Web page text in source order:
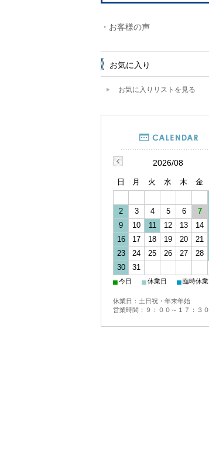
・お客様の声
お気に入り
お気に入りリストを見る
2026/08
日 月 火 水 木 金
2
3 4 5 6 7
9
10 11 12 13 14
16
17 18 19 20 21
23
24 25 26 27 28
30
31
■今日 ■休業日 ■臨時休業
休業日：土日祝・年末年始
営業時間：９：００～１７：３０